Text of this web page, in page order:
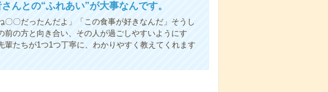
んとの“ふれあい”が大事なんです。
〇だったんだよ」「この食事が好きなんだ」そうし
の方と向き合い、その人が過ごしやすいようにす
たちが1つ1つ丁寧に、わかりやすく教えてくれます